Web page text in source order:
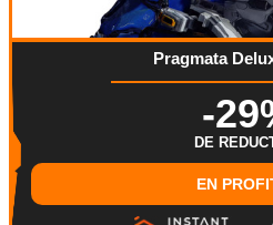
Pragmata
-
DE
EN